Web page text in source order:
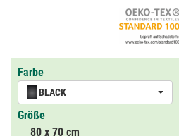
Farbe
BLACK
Größe
80 x 70 cm